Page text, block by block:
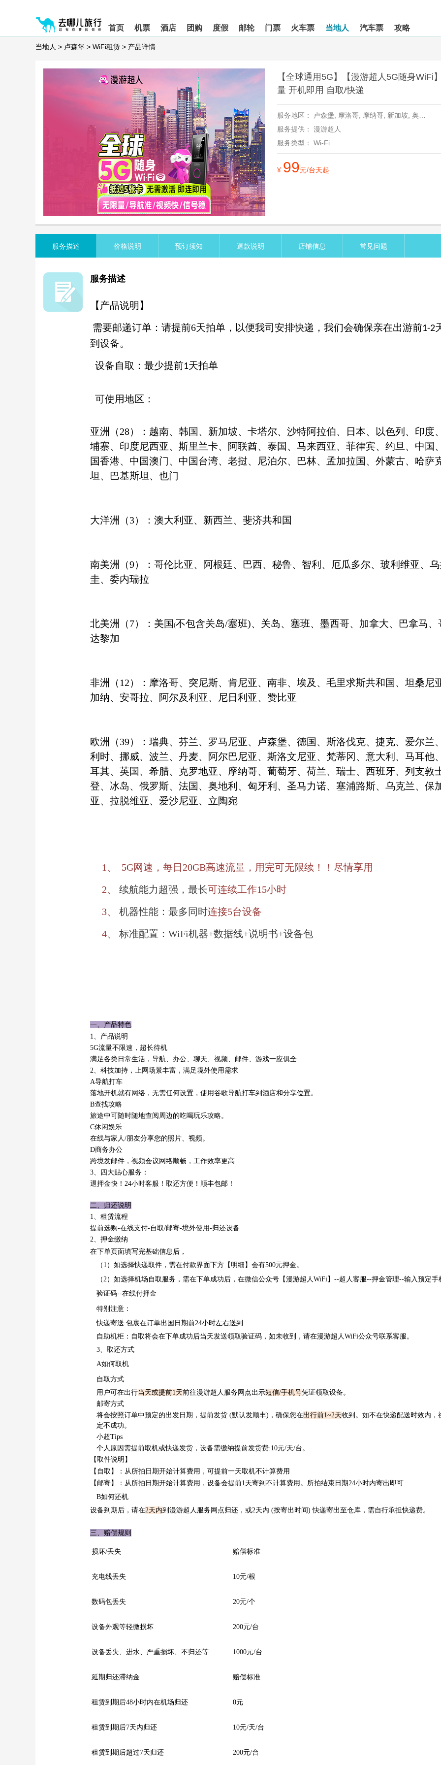
您
入
览
信
首页 机票 酒店 团购 度假 邮轮 门票 火车票 当地人 汽车票 攻略
您
开
当地人 > 卢森堡 > WiFi租赁 > 产品详情
【全球通用5G】【漫游超人5G随身WiFi
量 开机即用 自取/快递
服务地区： 卢森堡, 摩洛哥, 摩纳哥, 新加坡, 奥地利,
服务提供：
漫游超人
服务类型：
Wi-Fi
¥ 99元/台天起
服务描述 价格说明 预订须知 退款说明 店铺信息 常见问题
服务描述
【产品说明】
需要邮递订单：请提前6天拍单，以便我司安排快递，我们会确保亲在出游前1-2
到设备。
设备自取：最少提前1天拍单
可使用地区：
亚洲 （28）
：越南、韩国、新加坡、卡塔尔、沙特阿拉伯、日本、以色列、印度
埔寨、印度尼西亚、斯里兰卡、阿联酋、泰国、马来西亚、菲律宾、约旦、中国
国香港、中国澳门、中国台湾、老挝、尼泊尔、巴林、孟加拉国、外蒙古、哈萨
坦、巴基斯坦、也门
大洋洲 （3） ：澳大利亚、新西兰、斐济共和国
南美洲 （9）
：哥伦比亚、阿根廷、巴西、秘鲁、智利、厄瓜多尔、玻利维亚、
圭、委内瑞拉
北美洲 （7） ：美国 (不包含关岛/塞班)、关岛、塞班、墨西哥、加拿大、巴拿马、
达黎加
非洲 （12）
：摩洛哥、突尼斯、肯尼亚、南非、埃及、毛里求斯共和国、坦桑尼
加纳、安哥拉、阿尔及利亚、尼日利亚、赞比亚
欧洲 （39）
：瑞典、芬兰、罗马尼亚、卢森堡、德国、斯洛伐克、捷克、爱尔兰
利时、挪威、波兰、丹麦、阿尔巴尼亚、斯洛文尼亚、梵蒂冈、意大利、马耳他
耳其、英国、希腊、克罗地亚、摩纳哥、葡萄牙、荷兰、瑞士、西班牙、列支敦
登、冰岛、俄罗斯、法国、奥地利、匈牙利、圣马力诺、塞浦路斯、乌克兰、保
亚、拉脱维亚、爱沙尼亚、立陶宛
1、 5G网速，每日20GB高速流量，用完可无限续 ！！ 尽情享用
2、 续航能力超强，最长可连续工作15小时
3、 机器性能：最多同时连接5台设备
4、 标准配置：WiFi机器+数据线+说明书+设备包
一、产品特色
1、产品说明
5G流量不限速，超长待机
满足各类日常生活，导航、办公、聊天、视频、邮件、游戏一应俱全
2、科技加持，上网场景丰富，满足境外使用需求
A导航打车
落地开机就有网络，无需任何设置，使用谷歌导航打车到酒店和分享位置。
B查找攻略
旅途中可随时随地查阅周边的吃喝玩乐攻略。
C休闲娱乐
在线与家人/朋友分享您的照片、视频。
D商务办公
跨境发邮件，视频会议网络顺畅，工作效率更高
3、四大贴心服务：
退押金快！24小时客服！取还方便！顺丰包邮！
二、归还说明
1、租赁流程
提前选购-在线支付-自取/邮寄-境外使用-归还设备
2、押金缴纳
在下单页面填写完基础信息后，
（1）如选择快递取件，需在付款界面下方【明细】会有500元押金。
（2）如选择机场自取服务，需在下单成功后，在微信公众号【漫游超人WiFi】--超人客服--押金管理--输入预定手
验证码--在线付押金
特别注意：
快递寄送:包裹在订单出国日期前24小时左右送到
自助机柜：自取将会在下单成功后当天发送领取验证码，如未收到，请在漫游超人WiFi公众号联系客服。
3、取还方式
A如何取机
自取方式
用户可在出行当天或提前1天前往漫游超人服务网点出示短信/手机号凭证领取设备。
邮寄方式
将会按照订单中预定的出发日期，提前发货 (默认发顺丰)，确保您在出行前1~2天收到。如不在快递配送时效内，
定不成功。
小超Tips
个人原因需提前取机或快递发货，设备需缴纳提前发货费:10元/天/台。
【取件说明】
【自取】： 从所拍日期开始计算费用，可提前一天取机不计算费用
【邮寄】： 从所拍日期开始计算费用，设备会提前1天寄到不计算费用。所拍结束日期24小时内寄出即可
B如何还机
设备到期后，请在2天内到漫游超人服务网点归还，或2天内 (按寄出时间) 快递寄出至仓库，需自行承担快递费。
三、赔偿规则
损坏/丢失 赔偿标准
充电线丢失 10元/根
数码包丢失 20元/个
设备外观等轻微损坏 200元/台
设备丢失、进水、严重损坏、不归还等 1000元/台
延期归还滞纳金 赔偿标准
租赁到期后48小时内在机场归还 0元
租赁到期后7天内归还 10元/天/台
租赁到期后超过7天归还 200元/台